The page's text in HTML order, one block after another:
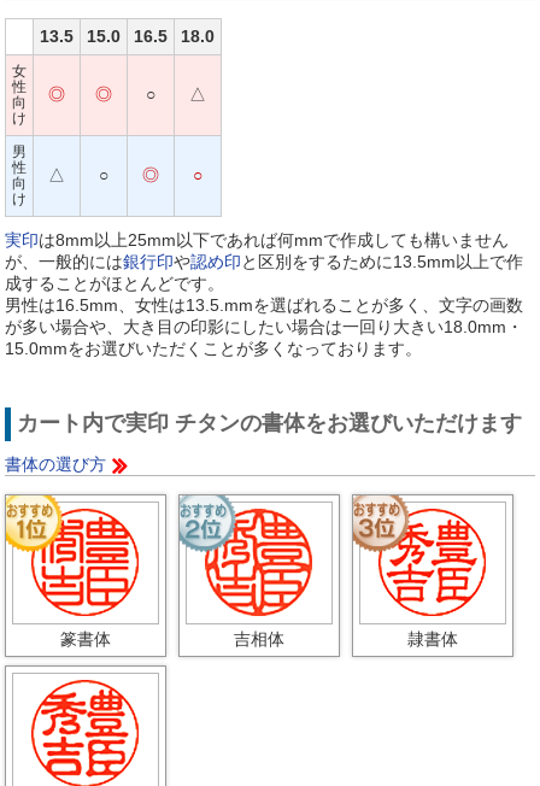
13.5 15.0 16.5 18.0
女
性
向
け
◎ ◎ ○ △
男
性
向
け
△ ○ ◎ ○
実印は8mm以上25mm以下であれば何mmで作成しても構いません
が、一般的には銀行印や認め印と区別をするために13.5mm以上で作
成することがほとんどです。
男性は16.5mm、女性は13.5.mmを選ばれることが多く、文字の画数
が多い場合や、大き目の印影にしたい場合は一回り大きい18.0mm・
15.0mmをお選びいただくことが多くなっております。
カート内で実印 チタンの書体をお選びいただけます
書体の選び方
篆書体 吉相体 隷書体